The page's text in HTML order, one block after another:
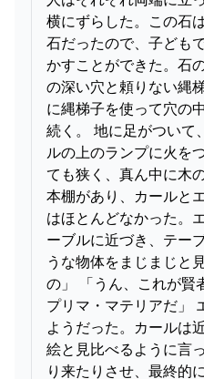
横にずらした。この石
石だったので、子ども
かすことができた。石
の深い穴と頼りない縄
に縄梯子を使って穴の
続く。 地に足がついて
ルの上のランプに火を
ても狭く、真ん中に木
本棚があり、カールと
はほとんどなかった。
ーブルに近づき、テー
うな物体をまじまじと
の」 「うん、これが賢
プリマ・マテリアだ」
ようだった。カールは
絵と見比べるように言
り来たりさせ、最終的